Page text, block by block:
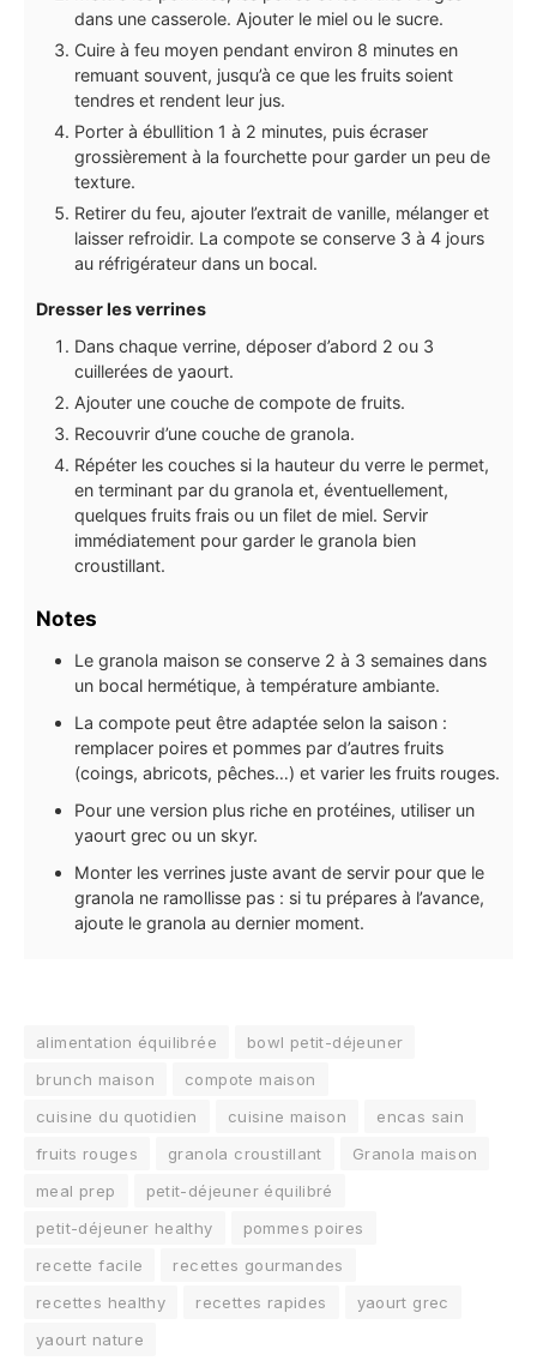
dans une casserole. Ajouter le miel ou le sucre.
Cuire à feu moyen pendant environ 8 minutes en
remuant souvent, jusqu’à ce que les fruits soient
tendres et rendent leur jus.
Porter à ébullition 1 à 2 minutes, puis écraser
grossièrement à la fourchette pour garder un peu de
texture.
Retirer du feu, ajouter l’extrait de vanille, mélanger et
laisser refroidir. La compote se conserve 3 à 4 jours
au réfrigérateur dans un bocal.
Dresser les verrines
Dans chaque verrine, déposer d’abord 2 ou 3
cuillerées de yaourt.
Ajouter une couche de compote de fruits.
Recouvrir d’une couche de granola.
Répéter les couches si la hauteur du verre le permet,
en terminant par du granola et, éventuellement,
quelques fruits frais ou un filet de miel. Servir
immédiatement pour garder le granola bien
croustillant.
Notes
Le granola maison se conserve 2 à 3 semaines dans
un bocal hermétique, à température ambiante.
La compote peut être adaptée selon la saison :
remplacer poires et pommes par d’autres fruits
(coings, abricots, pêches…) et varier les fruits rouges.
Pour une version plus riche en protéines, utiliser un
yaourt grec ou un skyr.
Monter les verrines juste avant de servir pour que le
granola ne ramollisse pas : si tu prépares à l’avance,
ajoute le granola au dernier moment.
alimentation équilibrée
bowl petit-déjeuner
brunch maison
compote maison
cuisine du quotidien
cuisine maison
encas sain
fruits rouges
granola croustillant
Granola maison
meal prep
petit-déjeuner équilibré
petit-déjeuner healthy
pommes poires
recette facile
recettes gourmandes
recettes healthy
recettes rapides
yaourt grec
yaourt nature